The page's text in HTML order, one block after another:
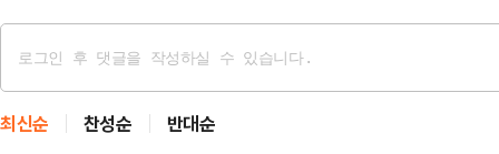
최신순 찬성순 반대순